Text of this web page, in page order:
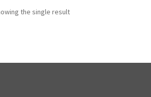
the single result